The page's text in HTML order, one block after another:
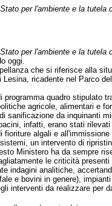
per l'ambiente e la tutela
per l'ambiente e la tutela
oggi.
che si riferisce alla
ricadente nel Parco
programma quadro stipulato
agricole, alimentari e
sanificazione da inquinanti
infatti, erano stati
fioriture algali e
un intervento di
Ministero ha da sempre
le criticità
indagini analitiche,
e bovini in genere),
interventi da realizzare